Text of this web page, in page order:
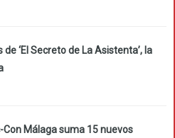
‘El Secreto de La Asistenta’, la
Con Málaga suma 15 nuevos